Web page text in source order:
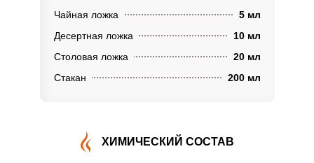
Чайная ложка
5 мл
Десертная ложка
10 мл
Столовая ложка
20 мл
Стакан
200 мл
ХИМИЧЕСКИЙ СОСТАВ